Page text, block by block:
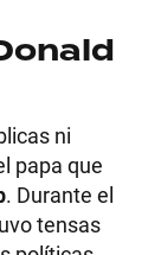
ni
papa que
. Durante el
tensas